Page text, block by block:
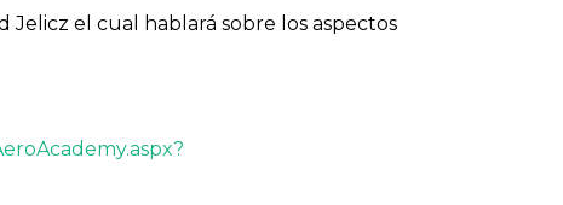
el cual hablará sobre los aspectos